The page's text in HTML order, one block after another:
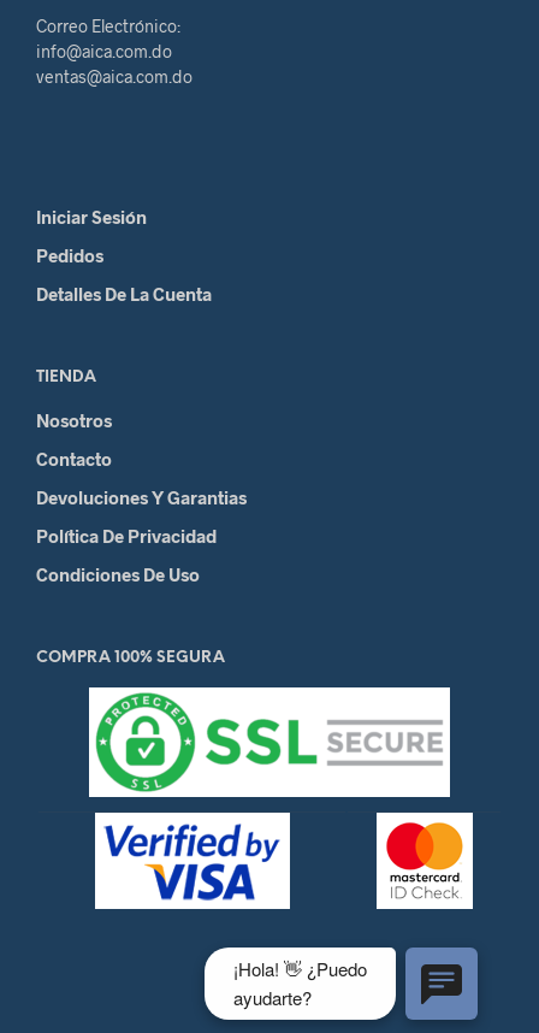
Correo Electrónico:
info@aica.com.do
ventas@aica.com.do
Iniciar Sesión
Pedidos
Detalles De La Cuenta
TIENDA
Nosotros
Contacto
Devoluciones Y Garantias
Política De Privacidad
Condiciones De Uso
COMPRA 100% SEGURA